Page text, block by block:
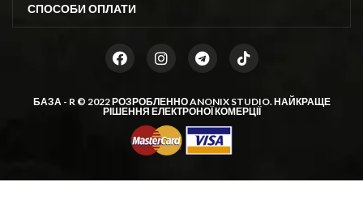
СПОСОБИ ОПЛАТИ
БАЗА - R © 2022 РОЗРОБЛЕННОANONIX STUDIO. НАЙКРАЩЕ
РІШЕННЯ ЕЛЕКТРОНОЇ КОМЕРЦІЇ